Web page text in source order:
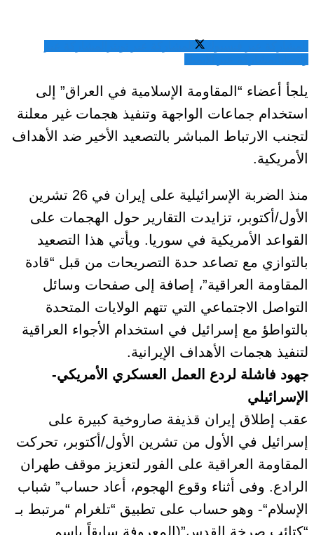
يلجأ أعضاء “المقاومة الإسلامية في العراق” إلى
استخدام جماعات الواجهة وتنفيذ هجمات غير معلنة
لتجنب الارتباط المباشر بالتصعيد الأخير ضد الأهداف
الأمريكية.
منذ الضربة الإسرائيلية على إيران في 26 تشرين
الأول/أكتوبر، تزايدت التقارير حول الهجمات على
القواعد الأمريكية في سوريا. ويأتي هذا التصعيد
بالتوازي مع تصاعد حدة التصريحات من قبل “قادة
المقاومة العراقية”، إصافة إلى صفحات وسائل
التواصل الاجتماعي التي تتهم الولايات المتحدة
بالتواطؤ مع إسرائيل في استخدام الأجواء العراقية
لتنفيذ هجمات الأهداف الإيرانية.
جهود فاشلة لردع العمل العسكري الأمريكي-
الإسرائيلي
عقب إطلاق إيران قذيفة صاروخية كبيرة على
إسرائيل في الأول من تشرين الأول/أكتوبر، تحركت
المقاومة العراقية على الفور لتعزيز موقف طهران
الرادع. وفى أثناء وقوع الهجوم، أعاد حساب” شباب
الإسلام“- وهو حساب على تطبيق “تلغرام “مرتبط بـ
“كتائب صرخة القدس”(المعروفة سابقاً باسم